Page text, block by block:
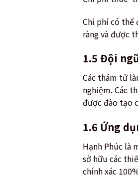
Chi phí có thể
ràng và được
1.5 Đội
Các thám tử
nghiệm. Các
được đào tạo
1.6 Ứng
Hạnh Phúc là
sở hữu các
chính xác